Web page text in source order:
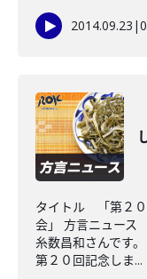
2014.09.23 |
タイトル 「第２
会」 方言ニュー
糸数昌和さんです
第２０回記念しま...